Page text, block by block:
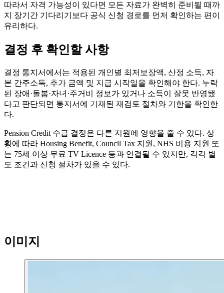
따라서 자격 가능성이 있다면 모든 자료가 완벽히 준비될 때까
지 장기간 기다리기보다 공식 신청 경로를 먼저 확인하는 편이
유리하다.
결정 후 확인할 사항
결정 통지서에서는 적용된 개인별 최저보장액, 산정 소득, 자
본 간주소득, 추가 금액 및 지급 시작일을 확인해야 한다. 누락
된 장애·돌봄·자녀·주거비 정보가 있거나 소득이 잘못 반영됐
다고 판단되면 통지서에 기재된 재검토 절차와 기한을 확인한
다.
Pension Credit 수급 결정은 다른 지원에 영향을 줄 수 있다. 상
황에 따라 Housing Benefit, Council Tax 지원, NHS 비용 지원 또
는 75세 이상 무료 TV Licence 등과 연결될 수 있지만, 각각 별
도 조건과 신청 절차가 있을 수 있다.
이미지